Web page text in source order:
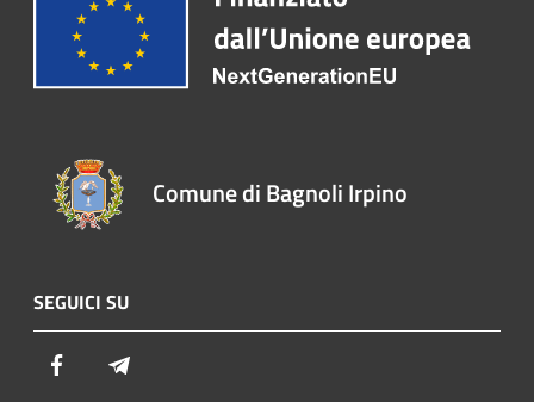
Comune di Bagnoli Irpino
SEGUICI SU
Facebook